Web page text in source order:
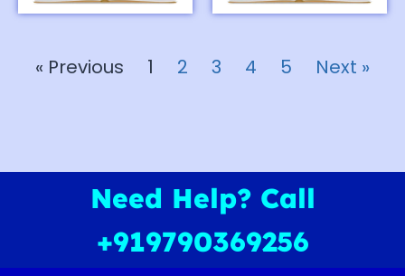
« Previous 1 2 3 4 5 Next »
Need Help? Call
+919790369256